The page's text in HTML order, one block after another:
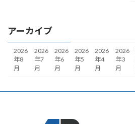
アーカイブ
2026
年8
月
2026
年7
月
2026
年6
月
2026
年5
月
2026
年4
月
2026
年3
月